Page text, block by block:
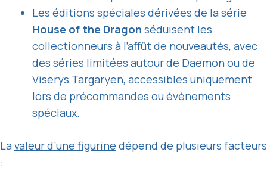
Les éditions spéciales dérivées de la série
House of the Dragon séduisent les
collectionneurs à l’affût de nouveautés, avec
des séries limitées autour de Daemon ou de
Viserys Targaryen, accessibles uniquement
lors de précommandes ou événements
spéciaux.
Lavaleur d’une figurine dépend de plusieurs facteurs
: